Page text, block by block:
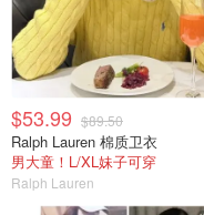
$53.99 $89.50
Ralph Lauren 棉质卫衣
男大童！L/XL妹子可穿
Ralph Lauren